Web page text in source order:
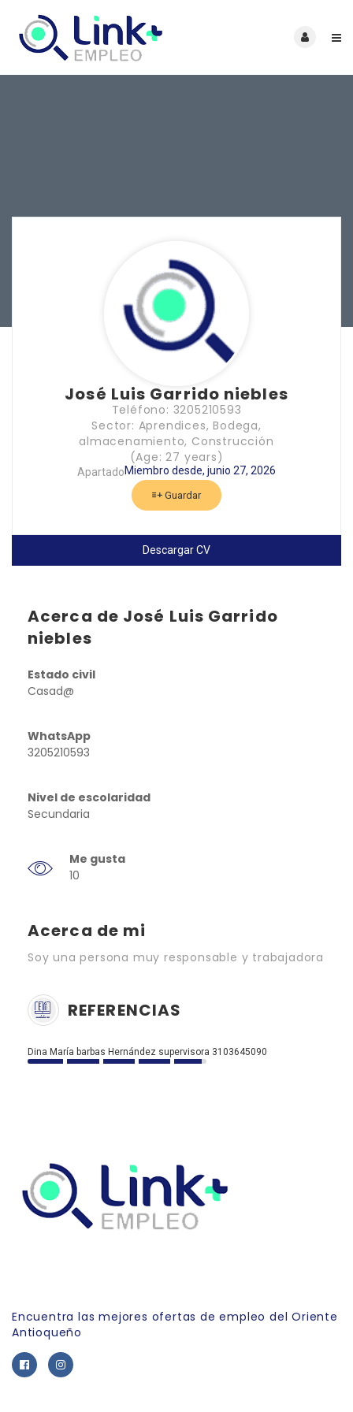
José Luis Garrido niebles
Teléfono: 3205210593
Sector: Aprendices, Bodega,
almacenamiento, Construcción
(Age: 27 years)
ApartadoMiembro desde, junio 27, 2026
Guardar
Descargar CV
Acerca de José Luis Garrido
niebles
Estado civil
Casad@
WhatsApp
3205210593
Nivel de escolaridad
Secundaria
Me gusta
10
Acerca de mi
Soy una persona muy responsable y trabajadora
REFERENCIAS
Dina María barbas Hernández supervisora 3103645090
Encuentra las mejores ofertas de empleo del Oriente
Antioqueño